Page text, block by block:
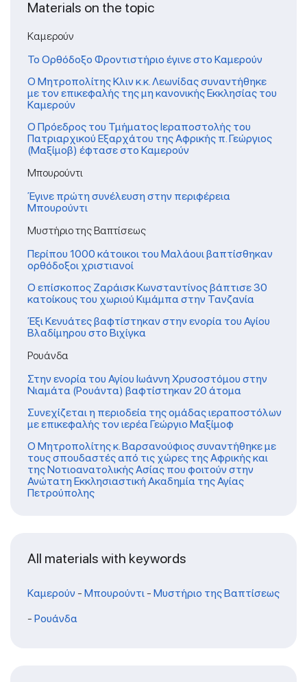
Materials on the topic
Καμερούν
To Ορθόδοξο Φροντιστήριο έγινε στο Καμερούν
Ο Μητροπολίτης Κλιν κ.κ. Λεωνίδας συναντήθηκε
με τον επικεφαλής της μη κανονικής Εκκλησίας του
Καμερούν
Ο Πρόεδρος του Τμήματος Ιεραποστολής του
Πατριαρχικού Εξαρχάτου της Αφρικής π. Γεώργιος
(Μαξίμοβ) έφτασε στο Καμερούν
Μπουρούντι
Έγινε πρώτη συνέλευση στην περιφέρεια
Μπουρούντι
Μυστήριο της Βαπτίσεως
Περίπου 1000 κάτοικοι του Μαλάουι βαπτίσθηκαν
ορθόδοξοι χριστιανοί
Ο επίσκοπος Ζαράισκ Κωνσταντίνος βάπτισε 30
κατοίκους του χωριού Κιμάμπα στην Τανζανία
Έξι Κενυάτες βαφτίστηκαν στην ενορία του Αγίου
Βλαδίμηρου στο Βιχίγκα
Ρουάνδα
Στην ενορία του Αγίου Ιωάννη Χρυσοστόμου στην
Νιαμάτα (Ρουάντα) βαφτίστηκαν 20 άτομα
Συνεχίζεται η περιοδεία της ομάδας ιεραποστόλων
με επικεφαλής τον ιερέα Γεώργιο Μαξίμοφ
Ο Μητροπολίτης κ. Βαρσανούφιος συναντήθηκε με
τους σπουδαστές από τις χώρες της Αφρικής και
της Νοτιοανατολικής Ασίας που φοιτούν στην
Ανώτατη Εκκλησιαστική Ακαδημία της Αγίας
Πετρούπολης
All materials with keywords
Καμερούν - Μπουρούντι- Μυστήριο της Βαπτίσεως
- Ρουάνδα